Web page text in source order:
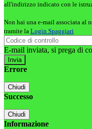
all'indirizzo indicato con le
Non hai una e-mail associata al
tramite la Login Spaggiari
E-mail inviata, si prega di
Errore
Chiudi
Successo
Chiudi
Informazione